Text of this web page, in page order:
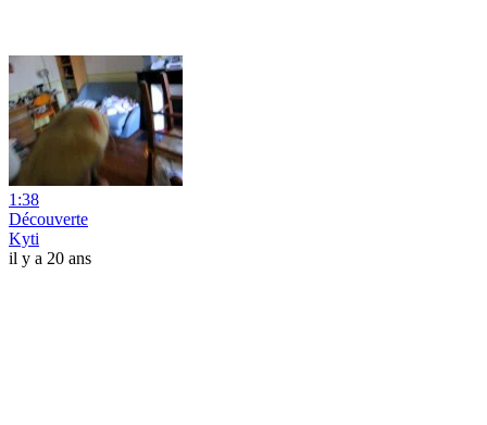
1:38
Découverte
Kyti
il y a 20 ans